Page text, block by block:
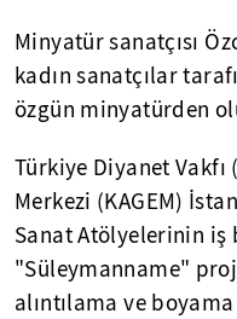
Minyatür sanatçısı
kadın sanatçılar
özgün minyatürden
Türkiye Diyanet Vakfı
Merkezi (KAGEM)
Sanat Atölyelerinin iş
"Süleymanname"
alıntılama ve